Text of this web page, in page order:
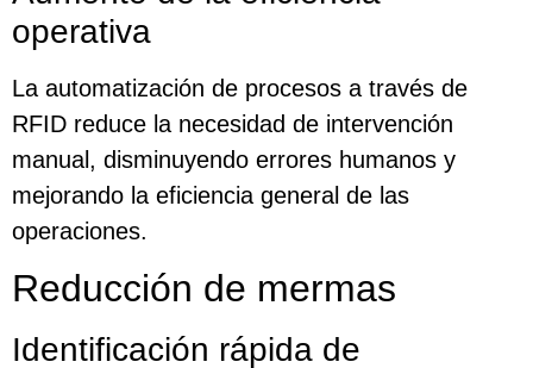
operativa
La automatización de procesos a través de
RFID reduce la necesidad de intervención
manual, disminuyendo errores humanos y
mejorando la eficiencia general de las
operaciones.
Reducción de mermas
Identificación rápida de